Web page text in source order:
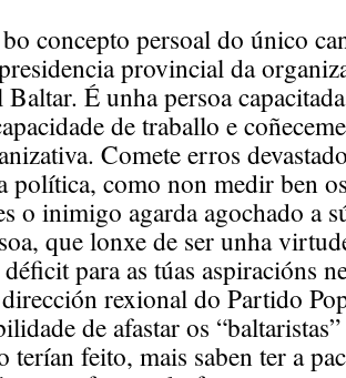
concepto persoal do único
provincial da
É unha persoa
de traballo e
Comete erros
política, como non medir ben
o inimigo agarda agochado a
que lonxe de ser unha
para as túas aspiracións
rexional do Partido
de afastar os
terían feito, mais saben ter a